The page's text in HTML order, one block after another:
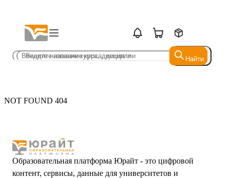
Найти
Найти
NOT FOUND 404
Образовательная платформа Юрайт - это цифровой
контент, сервисы, данные для университетов и